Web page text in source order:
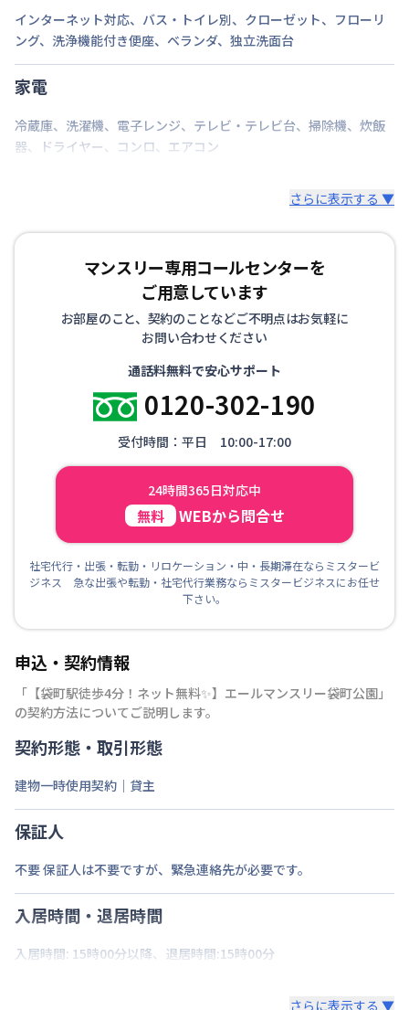
インターネット対応、 バス・トイレ別、 クローゼット、 フローリ
ング、 洗浄機能付き便座、 ベランダ、 独立洗面台
家電
冷蔵庫、 洗濯機、 電子レンジ、 テレビ・テレビ台、 掃除機、 炊飯
器、 ドライヤー、 コンロ、 エアコン
さらに表示する ▼
マンスリー専用コールセンターを
ご用意しています
お部屋のこと、契約のことなどご不明点はお気軽に
お問い合わせください
通話料無料で安心サポート
0120-302-190
受付時間：平日 10:00-17:00
24時間365日対応中
無料 WEBから問合せ
社宅代行・出張・転勤・リロケーション・中・長期滞在ならミスタービ
ジネス 急な出張や転勤・社宅代行業務ならミスタービジネスにお任せ
下さい。
申込・契約情報
「 【袋町駅徒歩4分！ネット無料✨】エールマンスリー袋町公園 」
の契約方法についてご説明します。
契約形態・取引形態
建物一時使用契約｜貸主
保証人
不要 保証人は不要ですが、緊急連絡先が必要です。
入居時間・退居時間
入居時間: 15時00分以降、退居時間:15時00分
さらに表示する ▼